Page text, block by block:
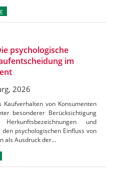
psychologische
im
2026
von Konsumenten
besonderer Berücksichtigung
und
psychologischen Einfluss von
als Ausdruck der…